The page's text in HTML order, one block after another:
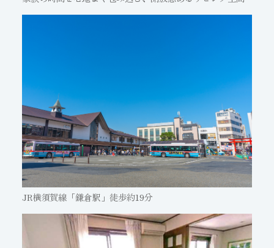
JR横須賀線「鎌倉駅」徒歩約19分